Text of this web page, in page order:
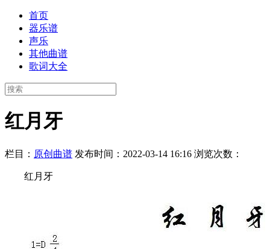
首页
器乐谱
声乐
其他曲谱
歌词大全
红月牙
栏目： 原创曲谱 发布时间：2022-03-14 16:16 浏览次数：
红月牙